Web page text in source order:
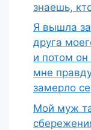
знаешь,
Я вышла
друга
и потом он
мне
замерло
Мой муж